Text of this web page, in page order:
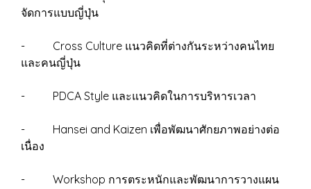
จัดการแบบญี่ปุ่น
- Cross Culture แนวคิดที่ต่างกันระหว่างคนไทย
และคนญี่ปุ่น
- PDCA Style และแนวคิดในการบริหารเวลา
- Hansei and Kaizen เพื่อพัฒนาศักยภาพอย่างต่อ
เนื่อง
- Workshop การตระหนักและพัฒนาการวางแผน